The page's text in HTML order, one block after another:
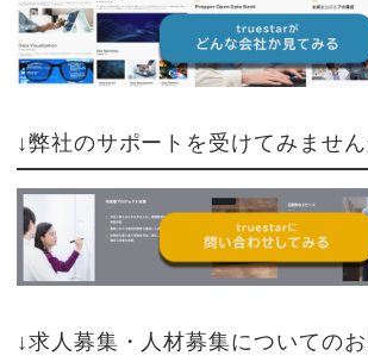
↓弊社のサポートを受けてみません
↓求人募集・人材募集についてのお